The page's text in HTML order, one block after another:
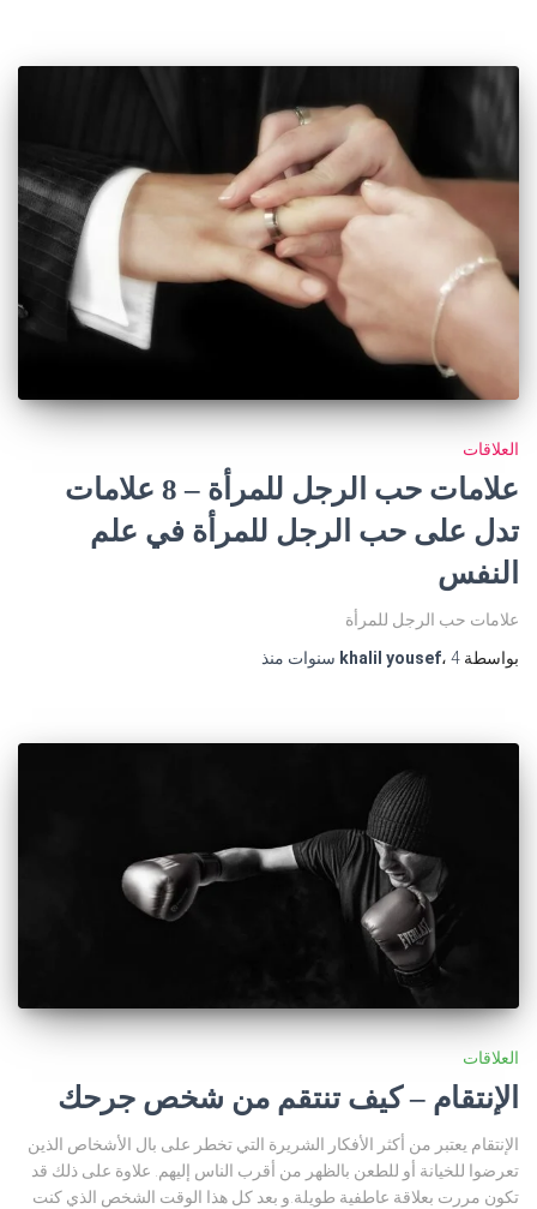
العلاقات
علامات حب الرجل للمرأة – 8 علامات
تدل على حب الرجل للمرأة في علم
النفس
علامات حب الرجل للمرأة
بواسطة
khalil yousef، 4 سنوات منذ
العلاقات
الإنتقام – كيف تنتقم من شخص جرحك
الإنتقام يعتبر من أكثر الأفكار الشريرة التي تخطر على بال الأشخاص الذين
تعرضوا للخيانة أو للطعن بالظهر من أقرب الناس إليهم. علاوة على ذلك قد
تكون مررت بعلاقة عاطفية طويلة.و بعد كل هذا الوقت الشخص الذي كنت